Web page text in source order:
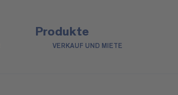
Produkte
VERKAUF UND MIETE